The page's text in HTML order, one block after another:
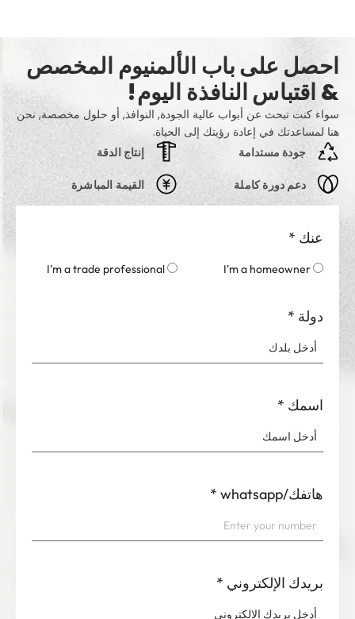
احصل على باب الألمنيوم المخصص
& اقتباس النافذة اليوم!
سواء كنت تبحث عن أبواب عالية الجودة, النوافذ, أو حلول مخصصة, نحن
هنا لمساعدتك في إعادة رؤيتك إلى الحياة.
جودة مستدامة
دعم دورة كاملة
إنتاج الدقة
القيمة المباشرة
عنك*
I'm a homeowner
I'm a trade professional
دولة *
اسمك*
هاتفك/whatsapp *
بريدك الإلكتروني*